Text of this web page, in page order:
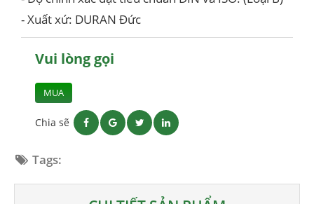
- Xuất xứ: DURAN Đức
Vui lòng gọi
MUA
Chia sẽ
Tags: